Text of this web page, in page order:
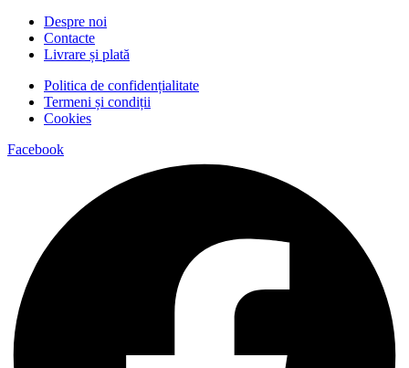
Despre noi
Contacte
Livrare și plată
Politica de confidențialitate
Termeni și condiții
Cookies
Facebook